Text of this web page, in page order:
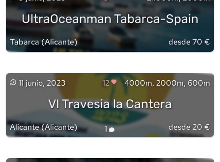
UltraOceanman Tabarca-Spain
Tabarca(Alicante) desde 70 €
11 junio, 2023 12 4000m, 2000m, 600m
VI Travesia la Cantera
Alicante(Alicante) 1 desde 20 €